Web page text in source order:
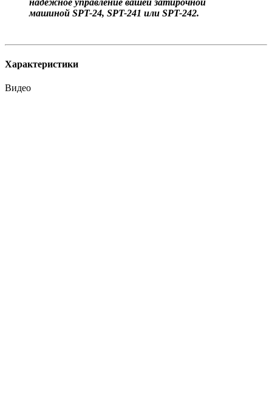
надёжное управление вашей затирочной
машиной SPT-24, SPT-241 или SPT-242.
Характеристики
Видео